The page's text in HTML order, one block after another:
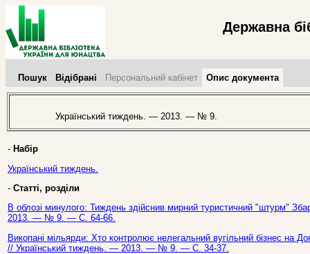
Державна
Пошук Відібрані Персональний кабінет Опис документа
Український тиждень. — 2013. — № 9.
- Набір
Український тиждень.
- Статті, розділи
В облозі минулого: Тиждень здійснив мирний туристичний "штурм"
2013. — № 9. — С. 64-66.
Викопані мільярди: Хто контролює нелегальний вугільний бізнес
// Український тиждень. — 2013. — № 9. — С. 34-37.